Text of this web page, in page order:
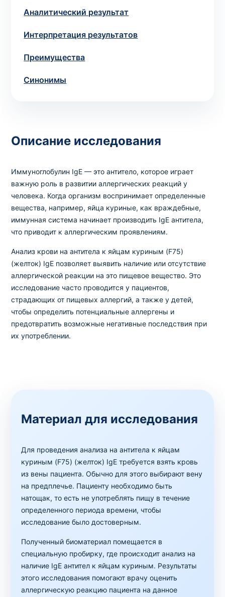
Аналитический результат
Интерпретация результатов
Преимущества
Синонимы
Описание исследования
Иммуноглобулин IgE — это антитело, которое играет
важную роль в развитии аллергических реакций у
человека. Когда организм воспринимает определенные
вещества, например, яйца куриные, как враждебные,
иммунная система начинает производить IgE антитела,
что приводит к аллергическим проявлениям.
Анализ крови на антитела к яйцам куриным (F75)
(желток) IgE позволяет выявить наличие или отсутствие
аллергической реакции на это пищевое вещество. Это
исследование часто проводится у пациентов,
страдающих от пищевых аллергий, а также у детей,
чтобы определить потенциальные аллергены и
предотвратить возможные негативные последствия при
их употреблении.
Материал для исследования
Для проведения анализа на антитела к яйцам
куриным (F75) (желток) IgE требуется взять кровь
из вены пациента. Обычно для этого выбирают вену
на предплечье. Пациенту необходимо быть
натощак, то есть не употреблять пищу в течение
определенного периода времени, чтобы
исследование было достоверным.
Полученный биоматериал помещается в
специальную пробирку, где происходит анализ на
наличие IgE антител к яйцам куриным. Результаты
этого исследования помогают врачу оценить
аллергическую реакцию пациента на данное
Если вы не знаете, какие анализы вам
запишитесь к врачу
консультацию .
* Администрация клиники принимает все меры для
своевременного обновления размещённого на сайте
прайс-листа. Однако, чтобы избежать возможных
недоразумений, рекомендуем уточнять стоимость и
сроки выполнения исследований по телефонам,
указанным на сайте.